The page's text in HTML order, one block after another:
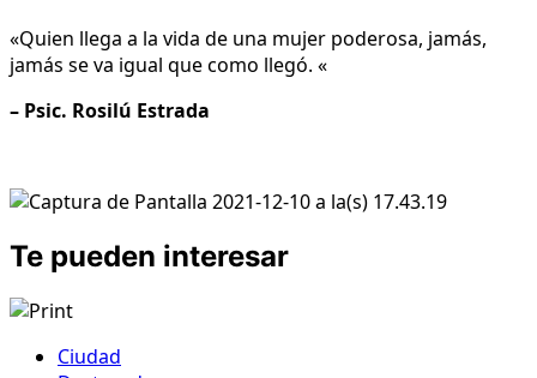
«Quien llega a la vida de una mujer poderosa, jamás,
jamás se va igual que como llegó. «
– Psic. Rosilú Estrada
Te pueden interesar
Ciudad